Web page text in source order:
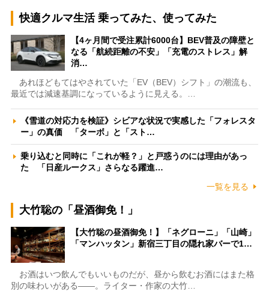
快適クルマ生活 乗ってみた、使ってみた
【4ヶ月間で受注累計6000台】BEV普及の障壁と
なる「航続距離の不安」「充電のストレス」解
消…
あれほどもてはやされていた「EV（BEV）シフト」の潮流も、
最近では減速基調になっているように見える。…
《雪道の対応力を検証》シビアな状況で実感した「フォレスタ
ー」の真価 「ターボ」と「スト…
乗り込むと同時に「これが軽？」と戸惑うのには理由があっ
た 「日産ルークス」さらなる躍進…
一覧を見る
大竹聡の「昼酒御免！」
【大竹聡の昼酒御免！】「ネグローニ」「山崎」
「マンハッタン」新宿三丁目の隠れ家バーで1…
お酒はいつ飲んでもいいものだが、昼から飲むお酒にはまた格
別の味わいがある――。ライター・作家の大竹…